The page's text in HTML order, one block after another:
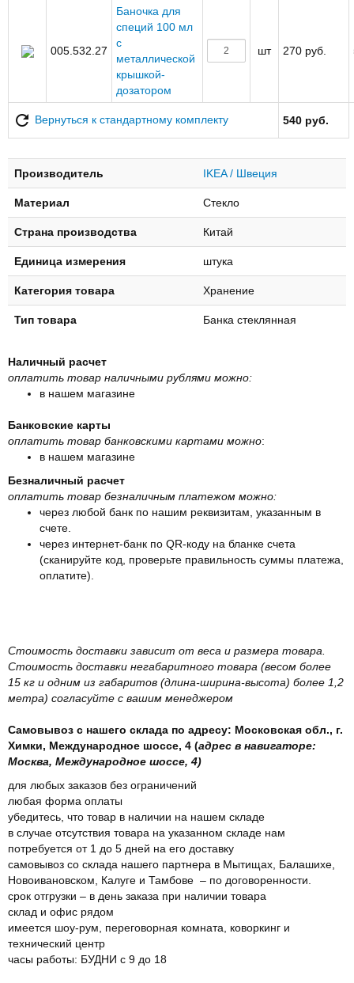
005.532.27
Баночка для
специй 100 мл
с
металлической
крышкой-
дозатором
шт 270 руб.
Вернуться к стандартному комплекту 540 руб.
Производитель IKEA / Швеция
Материал Стекло
Страна производства Китай
Единица измерения штука
Категория товара Хранение
Тип товара Банка стеклянная
Наличный расчет
оплатить товар наличными рублями можно:
в нашем магазине
Банковские карты
оплатить товар банковскими картами можно:
в нашем магазине
Безналичный расчет
оплатить товар безналичным платежом можно:
через любой банк по нашим реквизитам, указанным в
счете.
через интернет-банк по QR-коду на бланке счета
(сканируйте код, проверьте правильность суммы платежа,
оплатите).
Стоимость доставки зависит от веса и размера товара.
Стоимость доставки негабаритного товара (весом более
15 кг и одним из габаритов (длина-ширина-высота) более 1,2
метра) согласуйте с вашим менеджером
Самовывоз с нашего склада по адресу: Московская обл., г.
Химки, Международное шоссе, 4 (адрес в навигаторе:
Москва, Международное шоссе, 4)
для любых заказов без ограничений
любая форма оплаты
убедитесь, что товар в наличии на нашем складе
в случае отсутствия товара на указанном складе нам
потребуется от 1 до 5 дней на его доставку
самовывоз со склада нашего партнера в Мытищах, Балашихе,
Новоивановском, Калуге и Тамбове – по договоренности.
срок отгрузки – в день заказа при наличии товара
склад и офис рядом
имеется шоу-рум, переговорная комната, коворкинг и
технический центр
часы работы: БУДНИ с 9 до 18